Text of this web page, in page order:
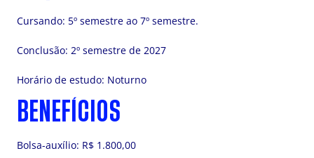
Cursando: 5º semestre ao 7º semestre.
Conclusão: 2º semestre de 2027
Horário de estudo: Noturno
BENEFÍCIOS
Bolsa-auxílio: R$ 1.800,00